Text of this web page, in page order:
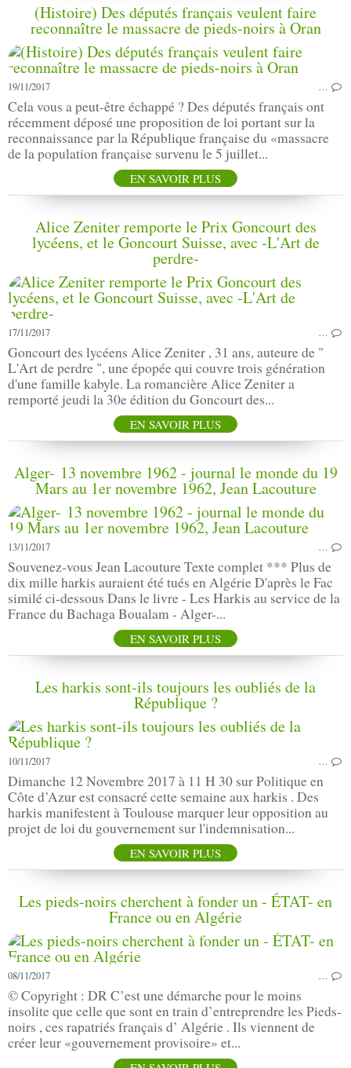
(Histoire) Des députés français veulent faire
reconnaître le massacre de pieds-noirs à Oran
19/11/2017 …
Cela vous a peut-être échappé ? Des députés français ont
récemment déposé une proposition de loi portant sur la
reconnaissance par la République française du «massacre
de la population française survenu le 5 juillet...
EN SAVOIR PLUS
Alice Zeniter remporte le Prix Goncourt des
lycéens, et le Goncourt Suisse, avec -L'Art de
perdre-
17/11/2017 …
Goncourt des lycéens Alice Zeniter , 31 ans, auteure de "
L'Art de perdre ", une épopée qui couvre trois génération
d'une famille kabyle. La romancière Alice Zeniter a
remporté jeudi la 30e édition du Goncourt des...
EN SAVOIR PLUS
Alger- 13 novembre 1962 - journal le monde du 19
Mars au 1er novembre 1962, Jean Lacouture
13/11/2017 …
Souvenez-vous Jean Lacouture Texte complet *** Plus de
dix mille harkis auraient été tués en Algérie D'après le Fac
similé ci-dessous Dans le livre - Les Harkis au service de la
France du Bachaga Boualam - Alger-...
EN SAVOIR PLUS
Les harkis sont-ils toujours les oubliés de la
République ?
10/11/2017 …
Dimanche 12 Novembre 2017 à 11 H 30 sur Politique en
Côte d’Azur est consacré cette semaine aux harkis . Des
harkis manifestent à Toulouse marquer leur opposition au
projet de loi du gouvernement sur l'indemnisation...
EN SAVOIR PLUS
Les pieds-noirs cherchent à fonder un - ÉTAT- en
France ou en Algérie
08/11/2017 …
© Copyright : DR C’est une démarche pour le moins
insolite que celle que sont en train d’entreprendre les Pieds-
noirs , ces rapatriés français d’ Algérie . Ils viennent de
créer leur «gouvernement provisoire» et...